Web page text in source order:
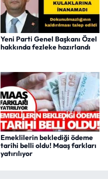
Yeni Parti Genel Başkanı Özel
hakkında fezleke hazırlandı
Emeklilerin beklediği ödeme
tarihi belli oldu! Maaş farkları
yatırılıyor